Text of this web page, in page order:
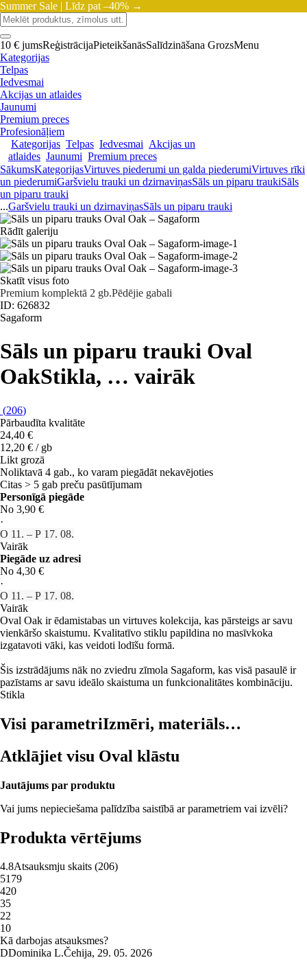
Summer Sale | Līdz pat –40% →
10 € jumsReģistrācijaPieteikšanāsSalīdzināšana GrozsMenu
Kategorijas
Telpas
Iedvesmai
Akcijas un atlaides
Jaunumi
Premium preces
Profesionāļiem
Kategorijas Telpas Iedvesmai Akcijas un
atlaides Jaunumi Premium preces
SākumsKategorijasVirtuves piederumi un galda piederumiVirtuves rīki
un piederumiGaršvielu trauki un dzirnaviņasSāls un piparu traukiSāls
un piparu trauki
...Garšvielu trauki un dzirnaviņasSāls un piparu trauki
Rādīt galeriju
Skatīt visus foto
Premium komplektā 2 gb.Pēdējie gabali
ID: 626832
Sagaform
Sāls un piparu trauki Oval
OakStikla, … vairāk
(206)
Pārbaudīta kvalitāte
24,40 €
12,20 € / gb
Likt grozā
Noliktavā 4 gab., ko varam piegādāt nekavējoties
Citas > 5 gab preču pasūtījumam
Personīgā piegāde
No 3,90 €
·
O 11. – P 17. 08.
Vairāk
Piegāde uz adresi
No 4,30 €
·
O 11. – P 17. 08.
Vairāk
Oval Oak ir ēdamistabas un virtuves kolekcija, kas pārsteigs ar savu
vienkāršo skaistumu. Kvalitatīvo stiklu papildina no masīvkoka
izgatavoti vāki, kas veidoti lodīšu formā.
Šis izstrādājums nāk no zviedru zīmola Sagaform, kas visā pasaulē ir
pazīstams ar savu ideālo skaistuma un funkcionalitātes kombināciju.
Stikla
Visi parametriIzmēri, materiāls…
Atklājiet visu Oval klāstu
Jautājums par produktu
Vai jums nepieciešama palīdzība saistībā ar parametriem vai izvēli?
Produkta vērtējums
4.8Atsauksmju skaits (206)
5179
420
35
22
10
Kā darbojas atsauksmes?
DDominika L.Čehija, 29. 05. 2026